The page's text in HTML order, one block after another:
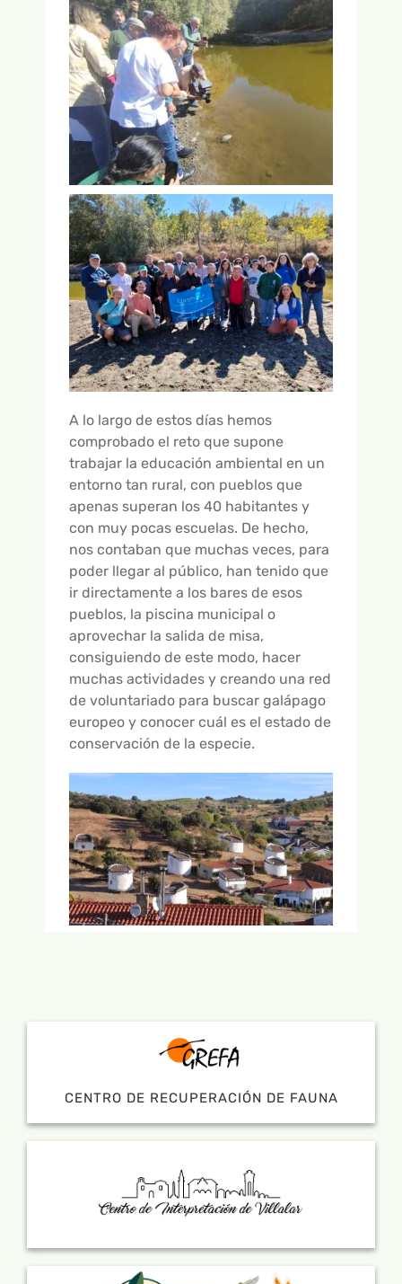
A lo largo de estos días hemos
comprobado el reto que supone
trabajar la educación ambiental en un
entorno tan rural, con pueblos que
apenas superan los 40 habitantes y
con muy pocas escuelas. De hecho,
nos contaban que muchas veces, para
poder llegar al público, han tenido que
ir directamente a los bares de esos
pueblos, la piscina municipal o
aprovechar la salida de misa,
consiguiendo de este modo, hacer
muchas actividades y creando una red
de voluntariado para buscar galápago
europeo y conocer cuál es el estado de
conservación de la especie.
CENTRO DE RECUPERACIÓN DE FAUNA